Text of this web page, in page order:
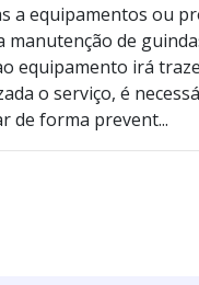
a equipamentos ou
manutenção de
equipamento irá
o serviço, é
de forma prevent...